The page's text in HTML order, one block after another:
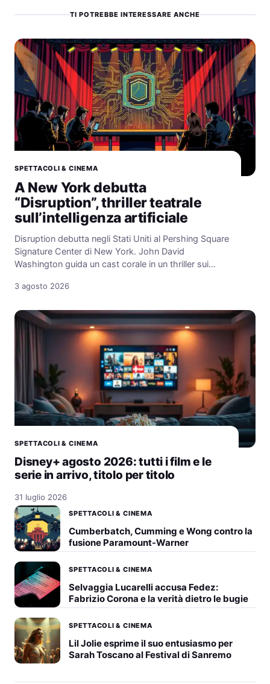
TI POTREBBE INTERESSARE ANCHE
SPETTACOLI & CINEMA
A New York debutta
“Disruption”, thriller teatrale
sull’intelligenza artificiale
Disruption debutta negli Stati Uniti al Pershing Square
Signature Center di New York. John David
Washington guida un cast corale in un thriller sui…
3 agosto 2026
SPETTACOLI & CINEMA
Disney+ agosto 2026: tutti i film e le
serie in arrivo, titolo per titolo
31 luglio 2026
SPETTACOLI & CINEMA
Cumberbatch, Cumming e Wong contro la
fusione Paramount-Warner
SPETTACOLI & CINEMA
Selvaggia Lucarelli accusa Fedez:
Fabrizio Corona e la verità dietro le bugie
SPETTACOLI & CINEMA
Lil Jolie esprime il suo entusiasmo per
Sarah Toscano al Festival di Sanremo